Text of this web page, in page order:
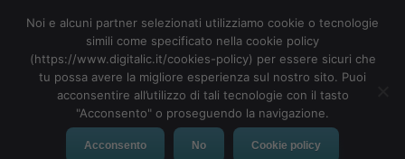
MENU
Noi e alcuni partner selezionati utilizziamo cookie o tecnologie
simili come specificato nella cookie policy
(https://www.digitalic.it/cookies-policy) per essere sicuri che
tu possa avere la migliore esperienza sul nostro sito. Puoi
acconsentire all’utilizzo di tali tecnologie con il tasto
"Acconsento" o proseguendo la navigazione.
Acconsento No Cookie policy